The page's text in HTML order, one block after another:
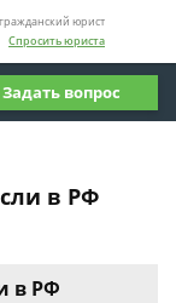
юрист
Спросить юриста
Задать вопрос
в РФ
в РФ